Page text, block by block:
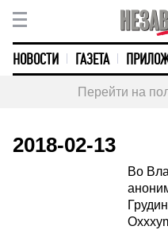
НОВОСТИ ГАЗЕТА
Перейти на
2018-02-13
Во